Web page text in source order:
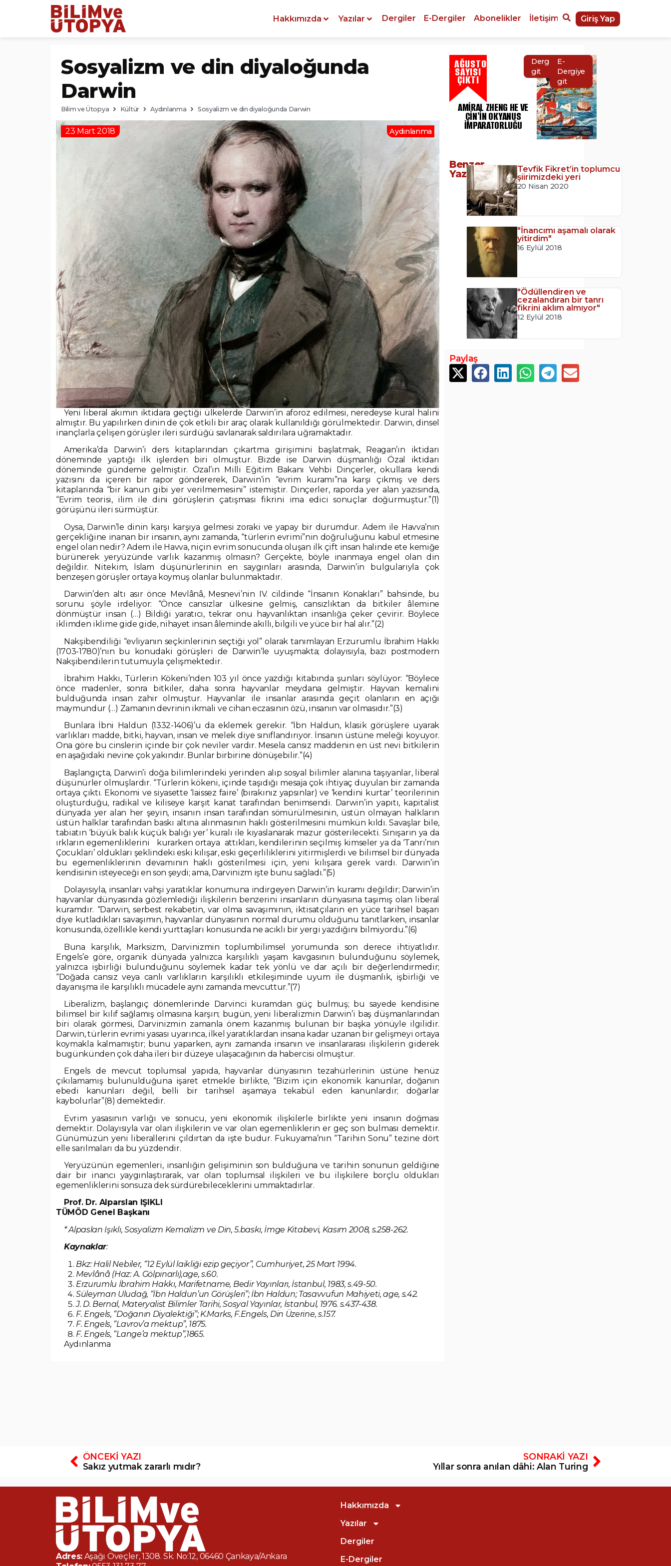
Hakkımızda Yazılar Dergiler E-Dergiler Abonelikler İletişim Giriş Yap
Sosyalizm ve din diyaloğunda
Darwin
Bilim ve Ütopya Kültür Aydınlanma Sosyalizm ve din diyaloğunda Darwin
23 Mart 2018 Aydınlanma
Yeni liberal akımın iktidara geçtiği ülkelerde Darwin’in aforoz edilmesi, neredeyse kural halini
almıştır. Bu yapılırken dinin de çok etkili bir araç olarak kullanıldığı görülmektedir. Darwin, dinsel
inançlarla çelişen görüşler ileri sürdüğü savlanarak saldırılara uğramaktadır.
Amerika’da Darwin’i ders kitaplarından çıkartma girişimini başlatmak, Reagan’ın iktidarı
döneminde yaptığı ilk işlerden biri olmuştur. Bizde ise Darwin düşmanlığı Özal iktidarı
döneminde gündeme gelmiştir. Özal’ın Milli Eğitim Bakanı Vehbi Dinçerler, okullara kendi
yazısını da içeren bir rapor göndererek, Darwin’in “evrim kuramı”na karşı çıkmış ve ders
kitaplarında “bir kanun gibi yer verilmemesini” istemiştir. Dinçerler, raporda yer alan yazısında,
“Evrim teorisi, ilim ile dini görüşlerin çatışması fikrini ima edici sonuçlar doğurmuştur.”(1)
görüşünü ileri sürmüştür.
Oysa, Darwin’le dinin karşı karşıya gelmesi zoraki ve yapay bir durumdur. Adem ile Havva’nın
gerçekliğine inanan bir insanın, aynı zamanda, “türlerin evrimi”nin doğruluğunu kabul etmesine
engel olan nedir? Adem ile Havva, niçin evrim sonucunda oluşan ilk çift insan halinde ete kemiğe
bürünerek yeryüzünde varlık kazanmış olmasın? Gerçekte, böyle inanmaya engel olan din
değildir. Nitekim, İslam düşünürlerinin en saygınları arasında, Darwin’in bulgularıyla çok
benzeşen görüşler ortaya koymuş olanlar bulunmaktadır.
Darwin’den altı asır önce Mevlânâ, Mesnevi’nin IV. cildinde “İnsanın Konakları” bahsinde, bu
sorunu şöyle irdeliyor: “Önce cansızlar ülkesine gelmiş, cansızlıktan da bitkiler âlemine
dönmüştür insan (…) Bildiği yaratıcı, tekrar onu hayvanlıktan insanlığa çeker çevirir. Böylece
iklimden iklime gide gide, nihayet insan âleminde akıllı, bilgili ve yüce bir hal alır.”(2)
Nakşibendiliği “evliyanın seçkinlerinin seçtiği yol” olarak tanımlayan Erzurumlu İbrahim Hakkı
(1703-1780)’nın bu konudaki görüşleri de Darwin’le uyuşmakta; dolayısıyla, bazı postmodern
Nakşibendilerin tutumuyla çelişmektedir.
İbrahim Hakkı, Türlerin Kökeni’nden 103 yıl önce yazdığı kitabında şunları söylüyor: “Böylece
önce madenler, sonra bitkiler, daha sonra hayvanlar meydana gelmiştir. Hayvan kemalini
bulduğunda insan zahir olmuştur. Hayvanlar ile insanlar arasında geçit olanların en açığı
maymundur (…) Zamanın devrinin ikmali ve cihan eczasının özü, insanın var olmasıdır.”(3)
Bunlara İbni Haldun (1332-1406)’u da eklemek gerekir. “İbn Haldun, klasik görüşlere uyarak
varlıkları madde, bitki, hayvan, insan ve melek diye sınıflandırıyor. İnsanın üstüne meleği koyuyor.
Ona göre bu cinslerin içinde bir çok neviler vardır. Mesela cansız maddenin en üst nevi bitkilerin
en aşağıdaki nevine çok yakındır. Bunlar birbirine dönüşebilir.”(4)
Başlangıçta, Darwin’i doğa bilimlerindeki yerinden alıp sosyal bilimler alanına taşıyanlar, liberal
düşünürler olmuşlardır. “Türlerin kökeni, içinde taşıdığı mesaja çok ihtiyaç duyulan bir zamanda
ortaya çıktı. Ekonomi ve siyasette ‘laissez faire’ (bırakınız yapsınlar) ve ‘kendini kurtar’ teorilerinin
oluşturduğu, radikal ve kiliseye karşıt kanat tarafından benimsendi. Darwin’in yapıtı, kapitalist
dünyada yer alan her şeyin, insanın insan tarafından sömürülmesinin, üstün olmayan halkların
üstün halklar tarafından baskı altına alınmasının haklı gösterilmesini mümkün kıldı. Savaşlar bile,
tabiatın ‘büyük balık küçük balığı yer’ kuralı ile kıyaslanarak mazur gösterilecekti. Sınışarın ya da
ırkların egemenliklerini kurarken ortaya attıkları, kendilerinin seçilmiş kimseler ya da ‘Tanrı’nın
Çocukları’ oldukları şeklindeki eski kılışar, eski geçerliliklerini yitirmişlerdi ve bilimsel bir dünyada
bu egemenliklerinin devamının haklı gösterilmesi için, yeni kılışara gerek vardı. Darwin’in
kendisinin isteyeceği en son şeydi; ama, Darvinizm işte bunu sağladı.”(5)
Dolayısıyla, insanları vahşi yaratıklar konumuna indirgeyen Darwin’in kuramı değildir; Darwin’in
hayvanlar dünyasında gözlemlediği ilişkilerin benzerini insanların dünyasına taşımış olan liberal
kuramdır. “Darwin, serbest rekabetin, var olma savaşımının, iktisatçıların en yüce tarihsel başarı
diye kutladıkları savaşımın, hayvanlar dünyasının normal durumu olduğunu tanıtlarken, insanlar
konusunda, özellikle kendi yurttaşları konusunda ne acıklı bir yergi yazdığını bilmiyordu.”(6)
Buna karşılık, Marksizm, Darvinizmin toplumbilimsel yorumunda son derece ihtiyatlıdır.
Engels’e göre, organik dünyada yalnızca karşılıklı yaşam kavgasının bulunduğunu söylemek,
yalnızca işbirliği bulunduğunu söylemek kadar tek yönlü ve dar açılı bir değerlendirmedir;
“Doğada cansız veya canlı varlıkların karşılıklı etkileşiminde uyum ile düşmanlık, işbirliği ve
dayanışma ile karşılıklı mücadele aynı zamanda mevcuttur.”(7)
Liberalizm, başlangıç dönemlerinde Darvinci kuramdan güç bulmuş; bu sayede kendisine
bilimsel bir kılıf sağlamış olmasına karşın; bugün, yeni liberalizmin Darwin’i baş düşmanlarından
biri olarak görmesi, Darvinizmin zamanla önem kazanmış bulunan bir başka yönüyle ilgilidir.
Darwin, türlerin evrimi yasası uyarınca, ilkel yaratıklardan insana kadar uzanan bir gelişmeyi ortaya
koymakla kalmamıştır; bunu yaparken, aynı zamanda insanın ve insanlararası ilişkilerin giderek
bugünkünden çok daha ileri bir düzeye ulaşacağının da habercisi olmuştur.
Engels de mevcut toplumsal yapıda, hayvanlar dünyasının tezahürlerinin üstüne henüz
çıkılamamış bulunulduğuna işaret etmekle birlikte, “Bizim için ekonomik kanunlar, doğanın
ebedi kanunları değil, belli bir tarihsel aşamaya tekabül eden kanunlardır; doğarlar
kaybolurlar”(8) demektedir.
Evrim yasasının varlığı ve sonucu, yeni ekonomik ilişkilerle birlikte yeni insanın doğması
demektir. Dolayısıyla var olan ilişkilerin ve var olan egemenliklerin er geç son bulması demektir.
Günümüzün yeni liberallerini çıldırtan da işte budur. Fukuyama’nın “Tarihin Sonu” tezine dört
elle sarılmaları da bu yüzdendir.
Yeryüzünün egemenleri, insanlığın gelişiminin son bulduğuna ve tarihin sonunun geldiğine
dair bir inancı yaygınlaştırarak, var olan toplumsal ilişkileri ve bu ilişkilere borçlu oldukları
egemenliklerini sonsuza dek sürdürebileceklerini ummaktadırlar.
Prof. Dr. Alparslan IŞIKLI
TÜMÖD Genel Başkanı
* Alpaslan Işıklı, Sosyalizm Kemalizm ve Din, 5.baskı, İmge Kitabevi, Kasım 2008, s.258-262.
Kaynaklar:
Bkz: Halil Nebiler, “12 Eylül laikliği ezip geçiyor”, Cumhuriyet, 25 Mart 1994.
Mevlânâ (Haz: A. Gölpınarlı),age, s.60.
Erzurumlu İbrahim Hakkı, Marifetname, Bedir Yayınları, İstanbul, 1983, s.49-50.
Süleyman Uludağ, “İbn Haldun’un Görüşleri”; İbn Haldun; Tasavvufun Mahiyeti, age, s.42.
J. D. Bernal, Materyalist Bilimler Tarihi, Sosyal Yayınlar, İstanbul, 1976. s.437-438.
F. Engels, “Doğanın Diyalektiği”; K.Marks, F.Engels, Din Üzerine, s.157.
F. Engels, “Lavrov’a mektup”, 1875.
F. Engels, “Lange’a mektup”,1865.
Aydınlanma
AĞUSTOS
SAYISI
ÇIKTI
AMIRAL ZHENG HE VE
ÇIN'IN OKYANUS
İMPARATORLUĞU
Dergiye
git
E-
Dergiye
git
Benzer
Yazılar
Tevfik Fikret’in toplumcu
şiirimizdeki yeri
20 Nisan 2020
"İnancımı aşamalı olarak
yitirdim"
16 Eylül 2018
"Ödüllendiren ve
cezalandıran bir tanrı
fikrini aklım almıyor"
12 Eylül 2018
Paylaş
ÖNCEKI YAZI
Sakız yutmak zararlı mıdır?
SONRAKI YAZI
Yıllar sonra anılan dâhi: Alan Turing
Adres: Aşağı Öveçler, 1308. Sk. No:12, 06460 Çankaya/Ankara
Hakkımızda
Yazılar
Dergiler
E-Dergiler